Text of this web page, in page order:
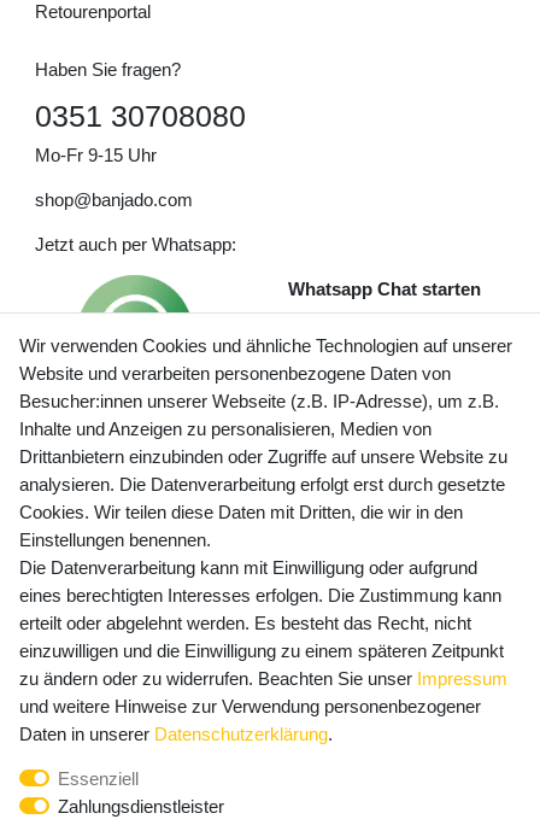
Retourenportal
Haben Sie fragen?
0351 30708080
Mo-Fr 9-15 Uhr
shop@banjado.com
Jetzt auch per Whatsapp:
Whatsapp Chat starten
Preisangaben inkl. gesetzl. MwSt. und zzgl. Service- und
Versandkosten
Newsletter Anmeldung - Keine Angebote
mehr verpassen!
E-MAIL **
Newsletter
Honig
Hiermit bestätige ich, dass ich dieDaten­schutz­erklärung
widerrufen.**
Wir verwenden Cookies und ähnliche Technologien auf unserer
Website und verarbeiten personenbezogene Daten von
Besucher:innen unserer Webseite (z.B. IP-Adresse), um z.B.
Inhalte und Anzeigen zu personalisieren, Medien von
Drittanbietern einzubinden oder Zugriffe auf unsere Website zu
analysieren. Die Datenverarbeitung erfolgt erst durch gesetzte
Cookies. Wir teilen diese Daten mit Dritten, die wir in den
Einstellungen benennen.
Die Datenverarbeitung kann mit Einwilligung oder aufgrund
eines berechtigten Interesses erfolgen. Die Zustimmung kann
erteilt oder abgelehnt werden. Es besteht das Recht, nicht
einzuwilligen und die Einwilligung zu einem späteren Zeitpunkt
zu ändern oder zu widerrufen. Beachten Sie unser Impressum
und weitere Hinweise zur Verwendung personenbezogener
Daten in unserer Daten­schutz­erklärung.
Essenziell
Zahlungsdienstleister